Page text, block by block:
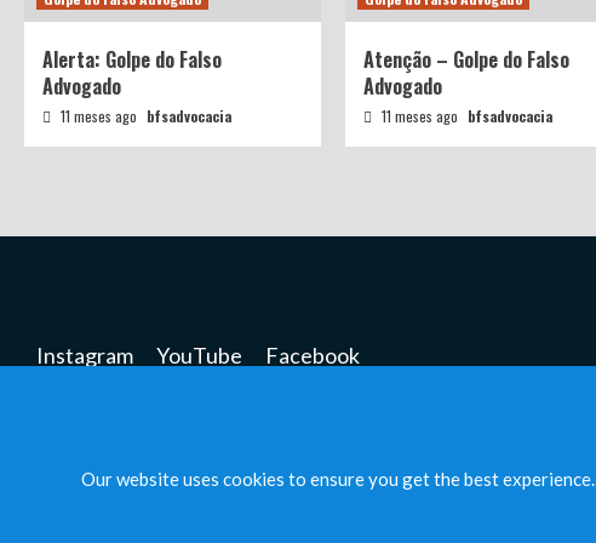
Alerta: Golpe do Falso
Advogado
11 meses ago bfsadvocacia
Atenção – Golpe do Falso
Advogado
11 meses ago bfsadvocacia
Instagram YouTube Facebook
Our website uses cookies to ensure you get the best experience.